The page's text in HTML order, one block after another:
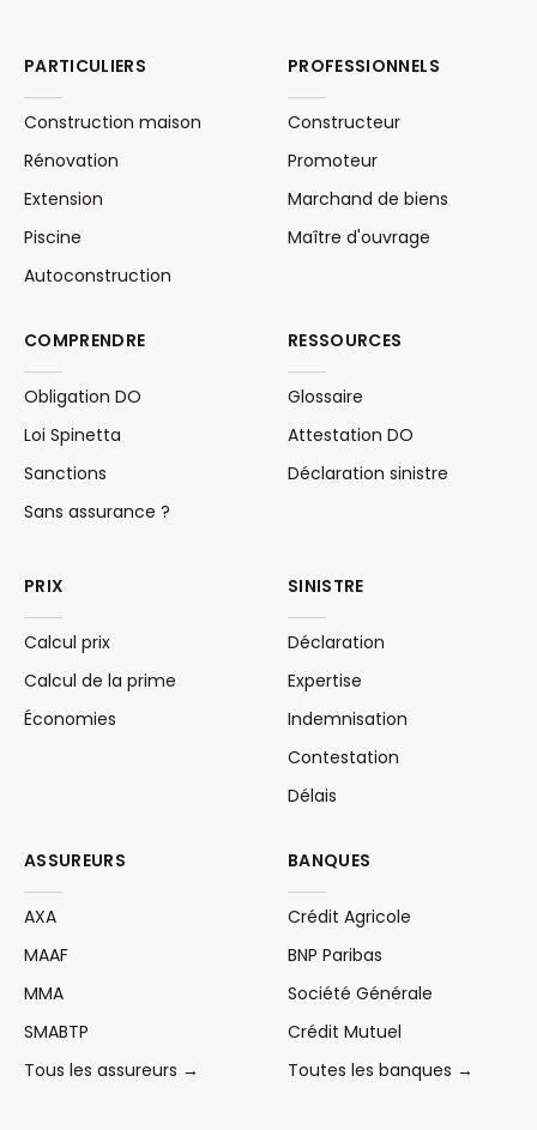
PARTICULIERS
Construction maison
Rénovation
Extension
Piscine
Autoconstruction
PROFESSIONNELS
Constructeur
Promoteur
Marchand de biens
Maître d'ouvrage
COMPRENDRE
Obligation DO
Loi Spinetta
Sanctions
Sans assurance ?
RESSOURCES
Glossaire
Attestation DO
Déclaration sinistre
PRIX
Calcul prix
Calcul de la prime
Économies
SINISTRE
Déclaration
Expertise
Indemnisation
Contestation
Délais
ASSUREURS
AXA
MAAF
MMA
SMABTP
Tous les assureurs →
BANQUES
Crédit Agricole
BNP Paribas
Société Générale
Crédit Mutuel
Toutes les banques →